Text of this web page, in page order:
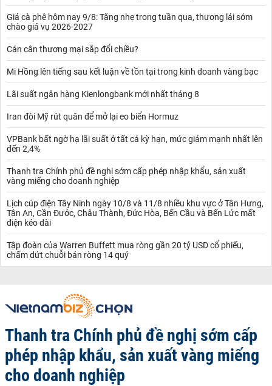
Giá cà phê hôm nay 9/8: Tăng nhẹ trong tuần qua, thương lái sớm
chào giá vụ 2026-2027
Cán cân thương mại sắp đổi chiều?
Mi Hồng lên tiếng sau kết luận về tồn tại trong kinh doanh vàng bạc
Lãi suất ngân hàng Kienlongbank mới nhất tháng 8
Iran đòi Mỹ rút quân để mở lại eo biển Hormuz
VPBank bất ngờ hạ lãi suất ở tất cả kỳ hạn, mức giảm mạnh nhất lên
đến 2,4%
Thanh tra Chính phủ đề nghị sớm cấp phép nhập khẩu, sản xuất
vàng miếng cho doanh nghiệp
Lịch cúp điện Tây Ninh ngày 10/8 và 11/8 nhiều khu vực ở Tân Hưng,
Tân An, Cần Đước, Châu Thành, Đức Hòa, Bến Cầu và Bến Lức mất
điện kéo dài
Tập đoàn của Warren Buffett mua ròng gần 20 tỷ USD cổ phiếu,
chấm dứt chuỗi bán ròng 14 quý
Thanh tra Chính phủ đề nghị sớm cấp
phép nhập khẩu, sản xuất vàng miếng
cho doanh nghiệp